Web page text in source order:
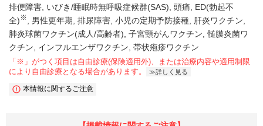
排便障害 いびき/睡眠時無呼吸症候群(SAS) 頭痛
ED(勃起不
全)※ 男性更年期 排尿障害 小児の定期予防接種
肝炎ワクチン
肺炎球菌ワクチン(成人/高齢者) 子宮頸がんワクチン 髄膜炎菌ワ
クチン
インフルエンザワクチン 帯状疱疹ワクチン
「※」がつく項目は自由診療(保険適用外)、または治療内容や適用制限
により自由診療となる場合があります。
詳しく見る
本情報に関するご注意